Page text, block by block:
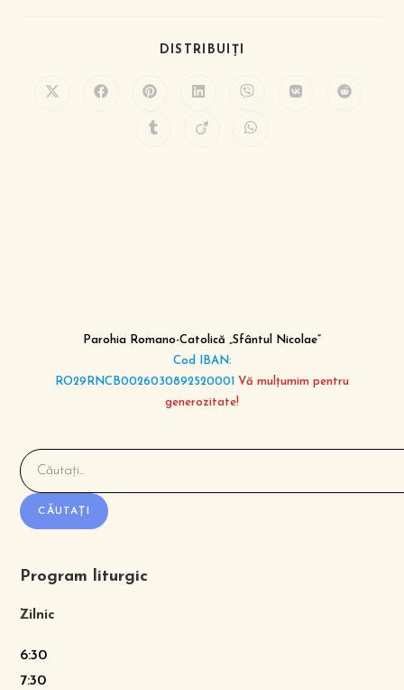
DISTRIBUIȚI
Parohia Romano-Catolică „Sfântul Nicolae”
Cod IBAN:
RO29RNCB0026030892520001 Vă mulțumim pentru
generozitate!
CĂUTAȚI
Program liturgic
Zilnic
6:30
7:30